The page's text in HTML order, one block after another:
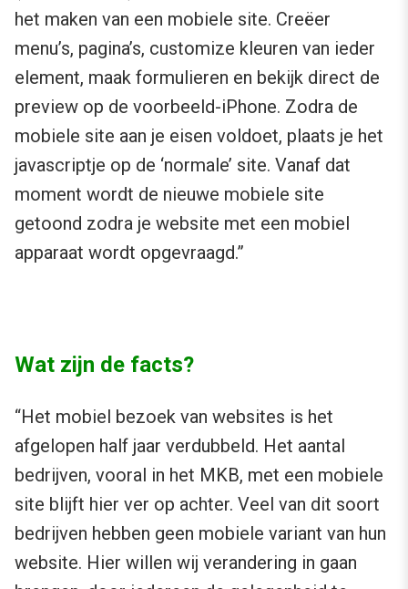
het maken van een mobiele site. Creëer
menu’s, pagina’s, customize kleuren van ieder
element, maak formulieren en bekijk direct de
preview op de voorbeeld-iPhone. Zodra de
mobiele site aan je eisen voldoet, plaats je het
javascriptje op de ‘normale’ site. Vanaf dat
moment wordt de nieuwe mobiele site
getoond zodra je website met een mobiel
apparaat wordt opgevraagd.”
Wat zijn de facts?
“Het mobiel bezoek van websites is het
afgelopen half jaar verdubbeld. Het aantal
bedrijven, vooral in het MKB, met een mobiele
site blijft hier ver op achter. Veel van dit soort
bedrijven hebben geen mobiele variant van hun
website. Hier willen wij verandering in gaan